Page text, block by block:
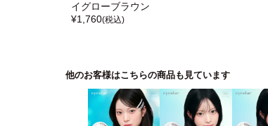
イグローブラウン
¥1,760(税込)
他のお客様はこちらの商品も見ています